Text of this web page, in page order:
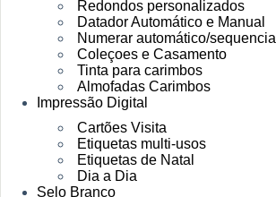
Redondos personalizados
Datador Automático e Manual
Numerar automático/sequencial
Coleçoes e Casamento
Tinta para carimbos
Almofadas Carimbos
Impressão Digital
Cartões Visita
Etiquetas multi-usos
Etiquetas de Natal
Dia a Dia
Selo Branco